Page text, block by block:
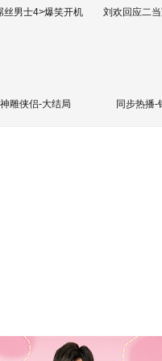
丝男士4>爆笑开机 刘欢回应二
神雕侠侣-大结局 同步热播-